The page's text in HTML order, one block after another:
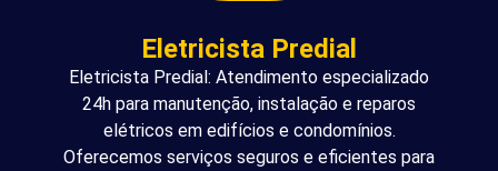
Eletricista Predial
Eletricista Predial: Atendimento especializado
24h para manutenção, instalação e reparos
elétricos em edifícios e condomínios.
Oferecemos serviços seguros e eficientes para